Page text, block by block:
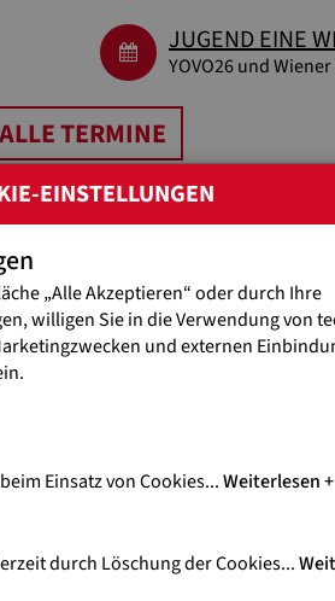
JUGEND EINE
YOVO26 und
ALLE TERMINE
GRATIS UNSER
Eindrücke und
EINSTELLUNGEN
„Alle Akzeptieren“ oder durch Ihre
willigen Sie in die Verwendung von
und externen
Einsatz von Cookies...Weiterlesen
durch Löschung der Cookies...